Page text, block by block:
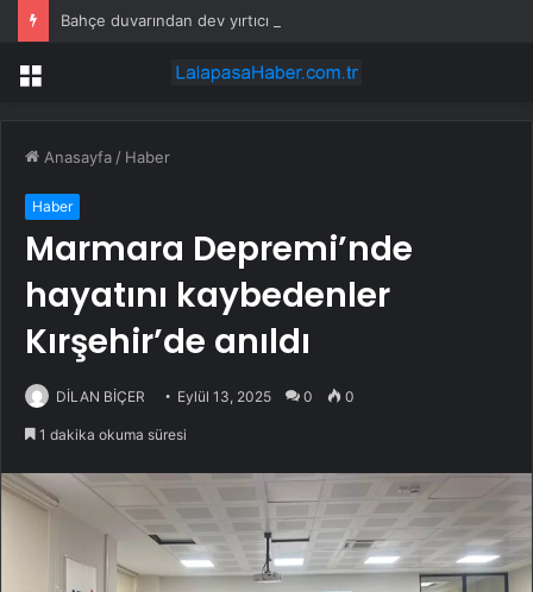
Bahçe duvarından dev yırtıcı çıktı
Menü
Anasayfa / Haber
Haber
Marmara Depremi’nde
hayatını kaybedenler
Kırşehir’de anıldı
DİLAN BİÇER Eylül 13, 2025 0 0
1 dakika okuma süresi